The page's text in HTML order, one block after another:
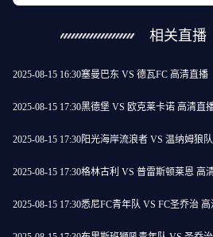
相关直播
2025-08-15 16:30塞曼巴东 VS 德瓦FC 高清直播
2025-08-15 17:30黑德堡 VS 欧克莱卡诺 高清直
2025-08-15 17:30阳光海岸流浪者 VS 温纳姆狼
2025-08-15 17:30格林古利 VS 普雷斯顿莱恩 高
2025-08-15 17:30悉尼FC青年队 VS FC圣乔治